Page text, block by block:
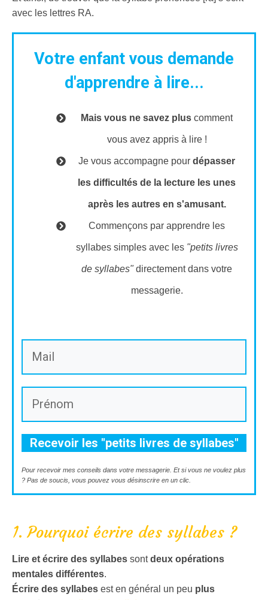
avec les lettres RA.
Votre enfant vous demande
d'apprendre à lire...
Mais vous ne savez plus comment
vous avez appris à lire !
Je vous accompagne pour dépasser
les difficultés de la lecture les unes
après les autres en s'amusant.
Commençons par apprendre les
syllabes simples avec les "petits livres
de syllabes"directement dans votre
messagerie.
Recevoir les "petits livres de syllabes"
Pour recevoir mes conseils ​dans votre messagerie. Et si vous ne voulez plus
? Pas de soucis, vous pouvez vous désinscrire en un clic.
1. Pourquoi écrire des syllabes ?
Lire et écrire des syllabes sontdeux opérations
mentales différentes.
Écrire des syllabes est en général un peu plus